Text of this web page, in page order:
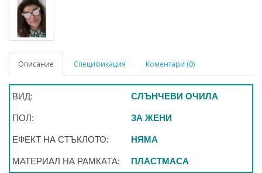
Описание Спецификация Коментари (0)
ВИД: СЛЪНЧЕВИ ОЧИЛА
ПОЛ: ЗА ЖЕНИ
ЕФЕКТ НА СТЪКЛОТО: НЯМА
МАТЕРИАЛ НА РАМКАТА: ПЛАСТМАСА